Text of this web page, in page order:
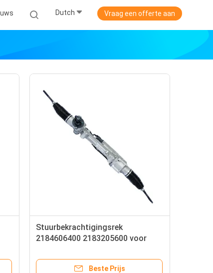
Dutch Vraag een offerte aan
Stuurbekrachtigingsrek
2184606400 2183205600 voor
Beste Prijs